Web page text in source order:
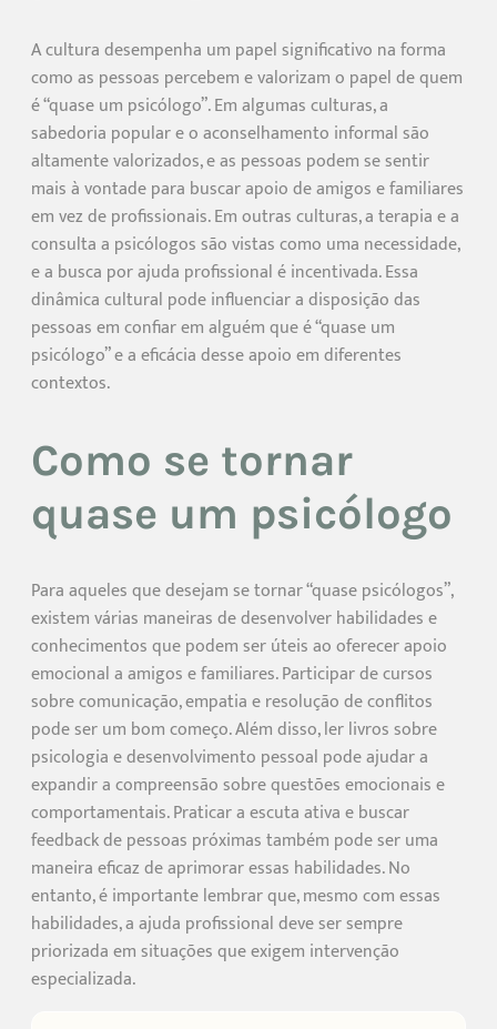
A cultura desempenha um papel significativo na forma
como as pessoas percebem e valorizam o papel de quem
é “quase um psicólogo”. Em algumas culturas, a
sabedoria popular e o aconselhamento informal são
altamente valorizados, e as pessoas podem se sentir
mais à vontade para buscar apoio de amigos e familiares
em vez de profissionais. Em outras culturas, a terapia e a
consulta a psicólogos são vistas como uma necessidade,
e a busca por ajuda profissional é incentivada. Essa
dinâmica cultural pode influenciar a disposição das
pessoas em confiar em alguém que é “quase um
psicólogo” e a eficácia desse apoio em diferentes
contextos.
Como se tornar
quase um psicólogo
Para aqueles que desejam se tornar “quase psicólogos”,
existem várias maneiras de desenvolver habilidades e
conhecimentos que podem ser úteis ao oferecer apoio
emocional a amigos e familiares. Participar de cursos
sobre comunicação, empatia e resolução de conflitos
pode ser um bom começo. Além disso, ler livros sobre
psicologia e desenvolvimento pessoal pode ajudar a
expandir a compreensão sobre questões emocionais e
comportamentais. Praticar a escuta ativa e buscar
feedback de pessoas próximas também pode ser uma
maneira eficaz de aprimorar essas habilidades. No
entanto, é importante lembrar que, mesmo com essas
habilidades, a ajuda profissional deve ser sempre
priorizada em situações que exigem intervenção
especializada.